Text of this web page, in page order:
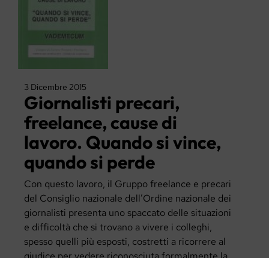
3 Dicembre 2015
Giornalisti precari,
freelance, cause di
lavoro. Quando si vince,
quando si perde
Con questo lavoro, il Gruppo freelance e precari
del Consiglio nazionale dell’Ordine nazionale dei
giornalisti presenta uno spaccato delle situazioni
e difficoltà che si trovano a vivere i colleghi,
spesso quelli più esposti, costretti a ricorrere al